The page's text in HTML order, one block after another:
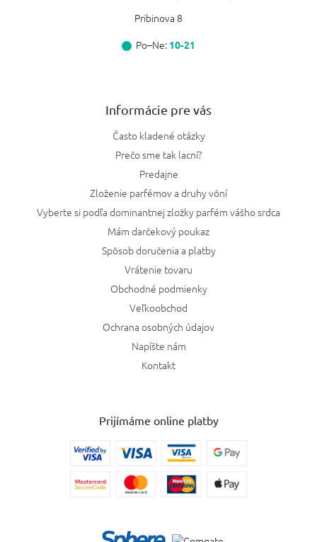
Pribinova 8
Po–Ne: 10-21
Informácie pre vás
Často kladené otázky
Prečo sme tak lacní?
Predajne
Zloženie parfémov a druhy vôní
Vyberte si podľa dominantnej zložky parfém vášho srdca
Mám darčekový poukaz
Spôsob doručenia a platby
Vrátenie tovaru
Obchodné podmienky
Veľkoobchod
Ochrana osobných údajov
Napíšte nám
Kontakt
Prijímáme online platby